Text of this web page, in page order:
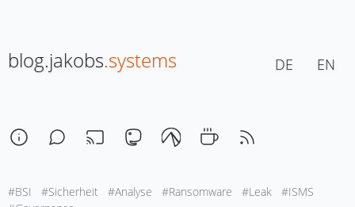
blog.jakobs.systems DE EN
#BSI #Sicherheit #Analyse #Ransomware #Leak
#ISMS